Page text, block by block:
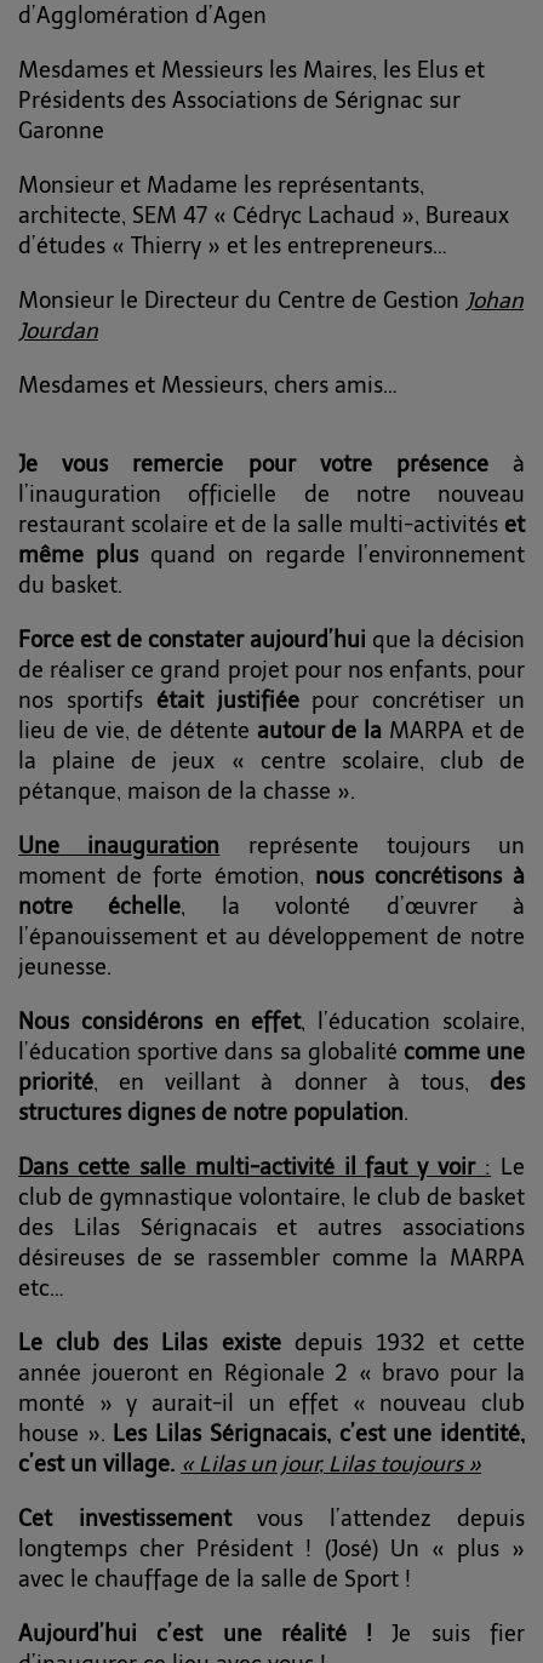
d’Agglomération d’Agen
Mesdames et Messieurs les Maires, les Elus et
Présidents des Associations de Sérignac sur
Garonne
Monsieur et Madame les représentants,
architecte, SEM 47 « Cédryc Lachaud », Bureaux
d’études « Thierry » et les entrepreneurs…
Monsieur le Directeur du Centre de Gestion Johan
Jourdan
Mesdames et Messieurs, chers amis…
Je vous remercie pour votre présenceà
l’inauguration officielle de notre nouveau
restaurant scolaire et de la salle multi-activités et
même plus quand on regarde l’environnement
du basket.
Force est de constater aujourd’hui que la décision
de réaliser ce grand projet pour nos enfants, pour
nos sportifs était justifiéepour concrétiser un
lieu de vie, de détente autour de la MARPA et de
la plaine de jeux « centre scolaire, club de
pétanque, maison de la chasse ».
Une inauguration représente toujours un
moment de forte émotion, nous concrétisons à
notre échelle, la volonté d’œuvrer à
l’épanouissement et au développement de notre
jeunesse.
Nous considérons en effet, l’éducation scolaire,
l’éducation sportive dans sa globalité comme une
priorité, en veillant à donner à tous, des
structures dignes de notre population.
Dans cette salle multi-activité il faut y voir: Le
club de gymnastique volontaire, le club de basket
des Lilas Sérignacais et autres associations
désireuses de se rassembler comme la MARPA
etc…
Le club des Lilas existedepuis 1932 et cette
année joueront en Régionale 2 « bravo pour la
monté » y aurait-il un effet « nouveau club
house ». Les Lilas Sérignacais, c’est une identité,
c’est un village. « Lilas un jour, Lilas toujours »
Cet investissementvous l’attendez depuis
longtemps cher Président ! (José) Un « plus »
avec le chauffage de la salle de Sport !
Aujourd’hui c’est une réalité ! Je suis fier